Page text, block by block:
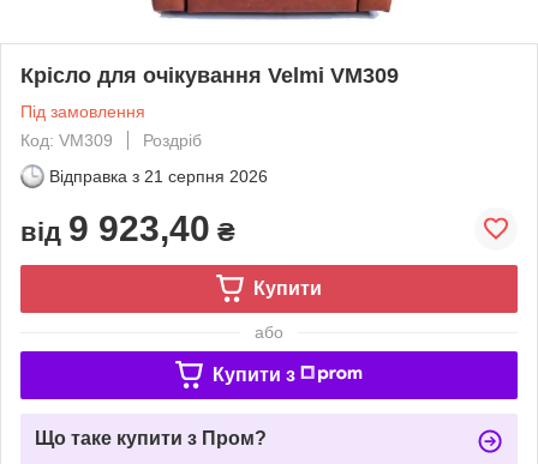
Крісло для очікування Velmi VM309
Під замовлення
Код: VM309
Роздріб
Відправка з 21 серпня 2026
від 9 923,40 ₴
Купити
або
Купити з
Що таке купити з Пром?